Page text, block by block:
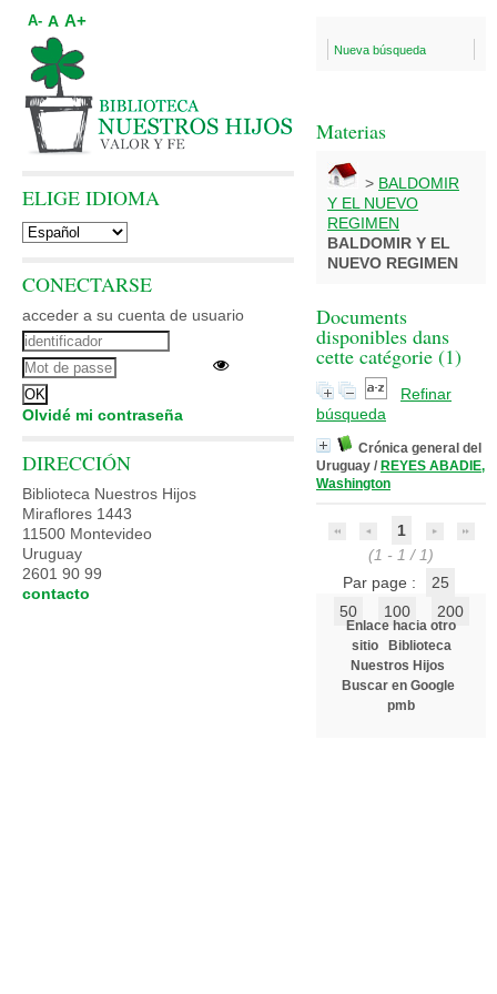
Nueva búsqueda
Materias
> BALDOMIR
Y EL NUEVO
REGIMEN
BALDOMIR Y EL
NUEVO REGIMEN
Documents
disponibles dans
cette catégorie (1)
Refinar
búsqueda
Crónica general del
Uruguay / REYES ABADIE,
Washington
1
(1 - 1 / 1)
Par page :
25
50
100 200
Enlace hacia otro
sitio
Biblioteca
Nuestros Hijos
Buscar en Google
pmb
A- A A+
ELIGE IDIOMA
CONECTARSE
acceder a su cuenta de usuario
Olvidé mi contraseña
DIRECCIÓN
Biblioteca Nuestros Hijos
Miraflores 1443
11500 Montevideo
Uruguay
2601 90 99
contacto